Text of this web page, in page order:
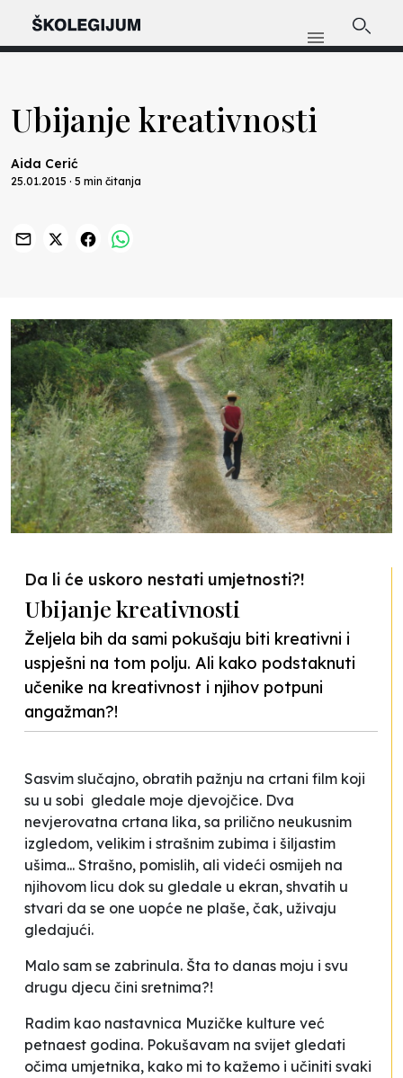
Ubijanje kreativnosti
Aida Cerić
25.01.2015 · 5 min čitanja
Da li će uskoro nestati umjetnosti?!
Ubijanje kreativnosti
Željela bih da sami pokušaju biti kreativni i
uspješni na tom polju. Ali kako podstaknuti
učenike na kreativnost i njihov potpuni
angažman?!
Sasvim slučajno, obratih pažnju na crtani film koji
su u sobi gledale moje djevojčice. Dva
nevjerovatna crtana lika, sa prilično neukusnim
izgledom, velikim i strašnim zubima i šiljastim
ušima... Strašno, pomislih, ali videći osmijeh na
njihovom licu dok su gledale u ekran, shvatih u
stvari da se one uopće ne plaše, čak, uživaju
gledajući.
Malo sam se zabrinula. Šta to danas moju i svu
drugu djecu čini sretnima?!
Radim kao nastavnica Muzičke kulture već
petnaest godina. Pokušavam na svijet gledati
očima umjetnika, kako mi to kažemo i učiniti svaki